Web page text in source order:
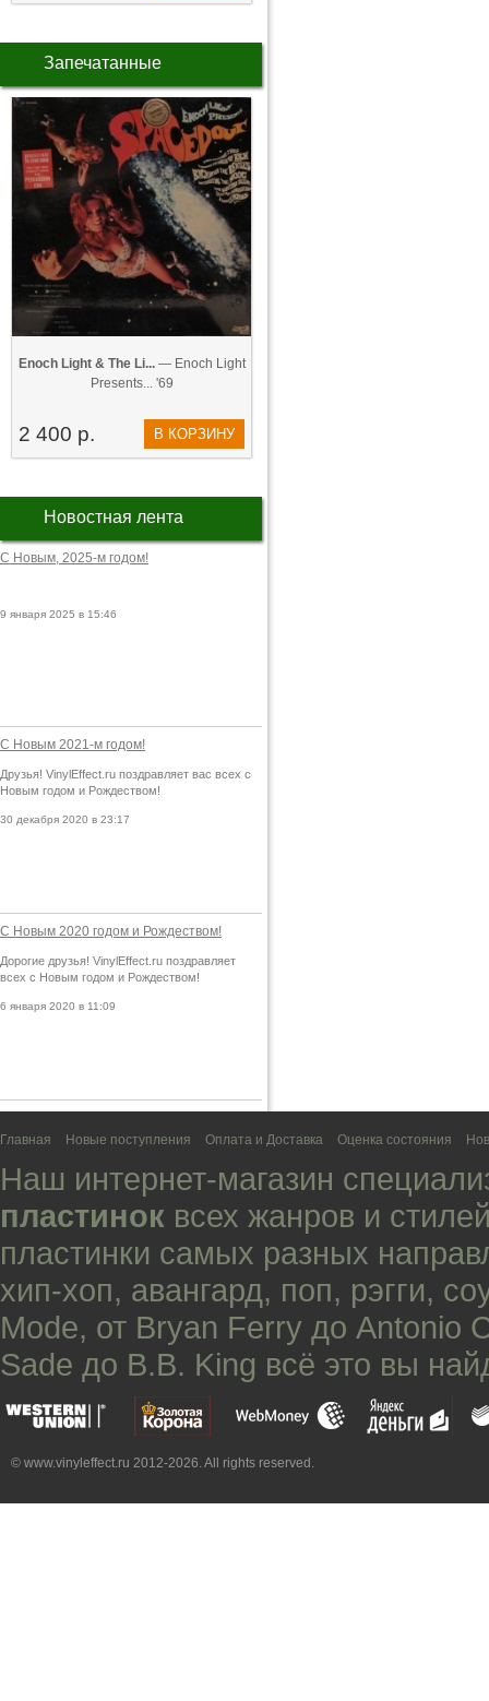
Запечатанные
Enoch Light & The Li...— Enoch Light
Presents... '69
2 400 р. В КОРЗИНУ
Новостная лента
С Новым, 2025-м годом!
9 января 2025 в 15:46
С Новым 2021-м годом!
Друзья! VinylEffect.ru поздравляет вас всех с
Новым годом и Рождеством!
30 декабря 2020 в 23:17
С Новым 2020 годом и Рождеством!
Дорогие друзья! VinylEffect.ru поздравляет
всех с Новым годом и Рождеством!
6 января 2020 в 11:09
Главная Новые поступления Оплата и Доставка Оценка состояния
Наш интернет-магазин
пластинок всех жанров и
пластинки самых разных
хип-хоп, авангард, поп, рэгги,
Mode, от Bryan Ferry до Antonio
Sade до B.B. King всё это вы
© www.vinyleffect.ru 2012-2026. All rights reserved.